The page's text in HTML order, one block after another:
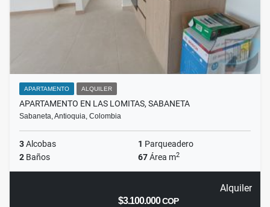
APARTAMENTO ALQUILER
APARTAMENTO EN LAS LOMITAS, SABANETA
Sabaneta, Antioquia, Colombia
3Alcobas 1 Parqueadero
2 Baños 67Área m2
Alquiler
$3.100.000COP